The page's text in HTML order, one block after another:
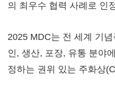
의 최우수 협력 사례로 인
2025 MDC는 전 세계 기
인, 생산, 포장, 유통 분야
정하는 권위 있는 주화상